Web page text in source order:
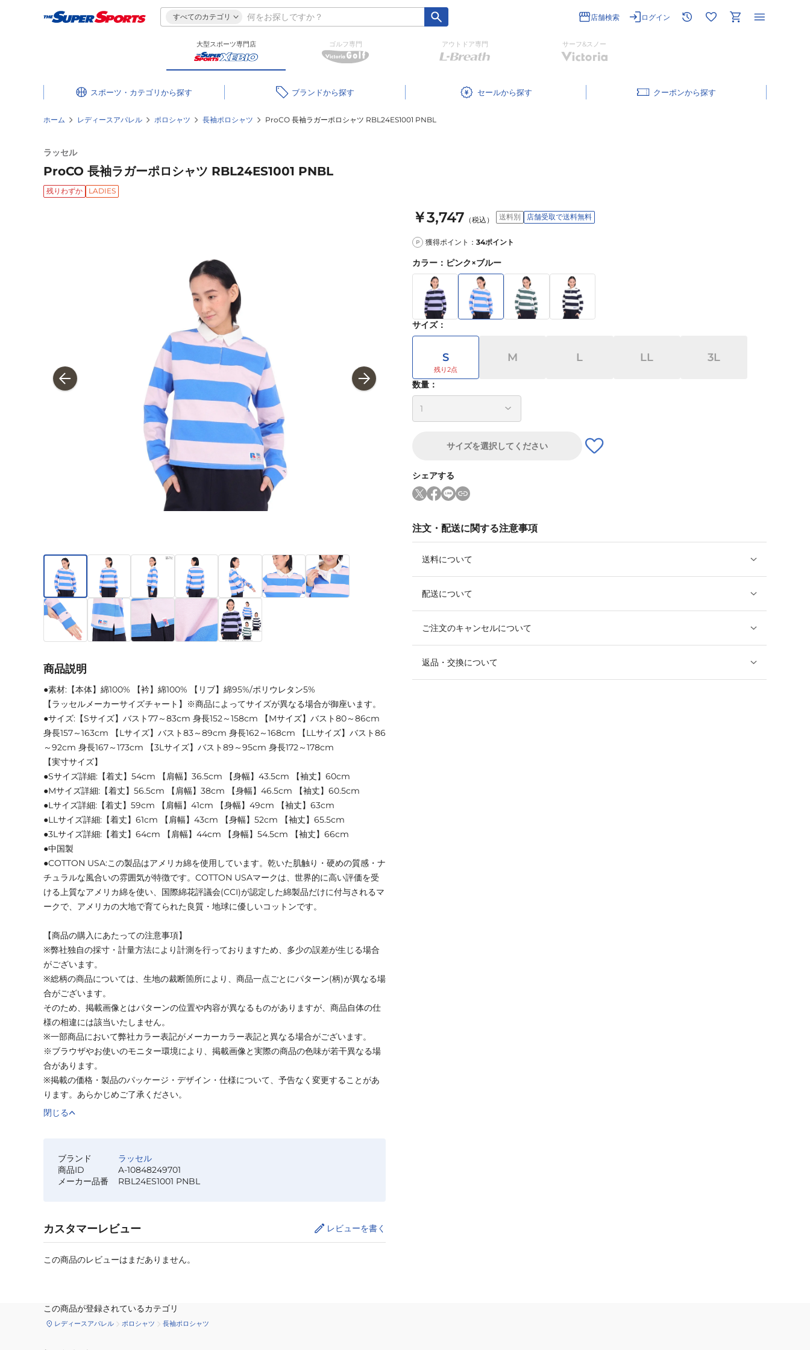
すべてのカテゴリ 店舗検索 ログイン
大型スポーツ専門店 ゴルフ専門 アウトドア専門 サーフ&スノー
スポーツ・カテゴリ ブランド セール クーポン
ホーム レディースアパレル ポロシャツ 長袖ポロシャツ ProCO 長袖ラガーポロシャツ RBL24ES1001 PNBL
ラッセル
ProCO 長袖ラガーポロシャツ RBL24ES1001 PNBL
残りわずか LADIES
￥3,747 （税込） 送料別 店舗受取で送料無料
P 獲得ポイント： 34ポイント
カラー ： ピンク×ブルー
サイズ：
S M L LL 3L
数量：
サイズを選択してください
シェアする
注文・配送に関する注意事項
送料について
配送について
ご注文のキャンセルについて
返品・交換について
商品説明
●素材:【本体】綿100% 【衿】綿100% 【リブ】綿95%/ポリウレタン5%
【ラッセルメーカーサイズチャート】※商品によってサイズが異なる場合が御座います。
●サイズ:【Sサイズ】バスト77～83cm 身長152～158cm 【Mサイズ】バスト80～86cm
身長157～163cm 【Lサイズ】バスト83～89cm 身長162～168cm 【LLサイズ】バスト86
～92cm 身長167～173cm 【3Lサイズ】バスト89～95cm 身長172～178cm
【実寸サイズ】
●Sサイズ詳細:【着丈】54cm 【肩幅】36.5cm 【身幅】43.5cm 【袖丈】60cm
●Mサイズ詳細:【着丈】56.5cm 【肩幅】38cm 【身幅】46.5cm 【袖丈】60.5cm
●Lサイズ詳細:【着丈】59cm 【肩幅】41cm 【身幅】49cm 【袖丈】63cm
●LLサイズ詳細:【着丈】61cm 【肩幅】43cm 【身幅】52cm 【袖丈】65.5cm
●3Lサイズ詳細:【着丈】64cm 【肩幅】44cm 【身幅】54.5cm 【袖丈】66cm
●中国製
●COTTON USA:この製品はアメリカ綿を使用しています。乾いた肌触り・硬めの質感・ナ
チュラルな風合いの雰囲気が特徴です。COTTON USAマークは、世界的に高い評価を受
ける上質なアメリカ綿を使い、国際綿花評議会(CCI)が認定した綿製品だけに付与されるマ
ークで、アメリカの大地で育てられた良質・地球に優しいコットンです。
【商品の購入にあたっての注意事項】
※弊社独自の採寸・計量方法により計測を行っておりますため、多少の誤差が生じる場合
がございます。
※総柄の商品については、生地の裁断箇所により、商品一点ごとにパターン(柄)が異なる場
合がございます。
そのため、掲載画像とはパターンの位置や内容が異なるものがありますが、商品自体の仕
様の相違には該当いたしません。
※一部商品において弊社カラー表記がメーカーカラー表記と異なる場合がございます。
※ブラウザやお使いのモニター環境により、掲載画像と実際の商品の色味が若干異なる場
合があります。
※掲載の価格・製品のパッケージ・デザイン・仕様について、予告なく変更することがあ
ります。あらかじめご了承ください。
閉じる
ブランド
ラッセル
商品ID
A-10848249701
メーカー品番
RBL24ES1001 PNBL
カスタマーレビュー レビューを書く
この商品のレビューはまだありません。
この商品が登録されているカテゴリ
レディースアパレル ポロシャツ 長袖ポロシャツ